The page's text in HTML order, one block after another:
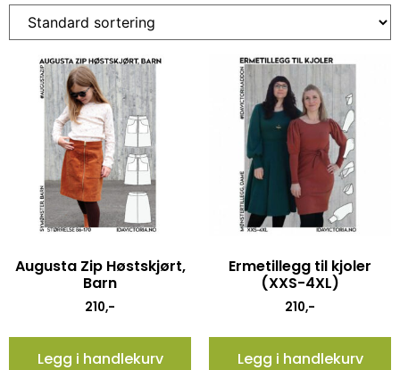
Augusta Zip Høstskjørt,
Barn
210,-
Legg i handlekurv
Ermetillegg til kjoler
(XXS-4XL)
210,-
Legg i handlekurv